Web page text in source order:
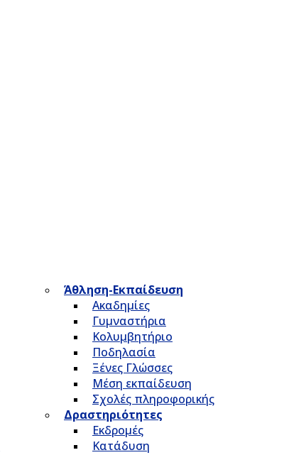
Άθληση-Εκπαίδευση
Ακαδημίες
Γυμναστήρια
Κολυμβητήριο
Ποδηλασία
Ξένες Γλώσσες
Μέση εκπαίδευση
Σχολές πληροφορικής
Δραστηριότητες
Εκδρομές
Κατάδυση